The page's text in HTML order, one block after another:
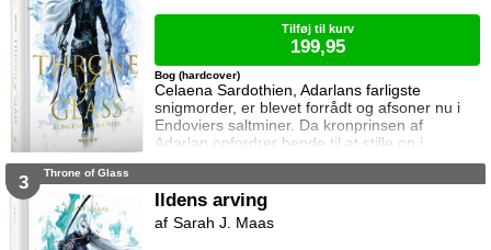
Celaena Sardothien, Adarlans farligste
snigmorder, er blevet forrådt og afsoner nu i
Endoviers saltminer. Da kronprinsen af
Adarlan opfordrer hende til at stille op i
konkurrencen om at blive kongens forkæmper,
frihed. For at vinde skal hun slå sine barske
modstandere, der alle er mandlige lejesoldater
og kriminelle, som bestemt ikke tøver med at
Bog (hardcover)
Tilføj til kurv
199,95
3 Throne of Glass
Ildens arving
Sarah J. Maas